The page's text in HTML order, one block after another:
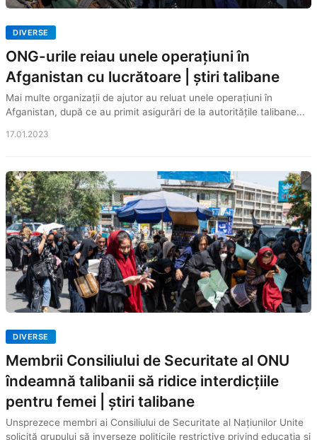
DIVERSE
ONG-urile reiau unele operațiuni în
Afganistan cu lucrătoare | știri talibane
Mai multe organizații de ajutor au reluat unele operațiuni în
Afganistan, după ce au primit asigurări de la autoritățile talibane...
17.01.2023
DIVERSE
Membrii Consiliului de Securitate al ONU
îndeamnă talibanii să ridice interdicțiile
pentru femei | știri talibane
Unsprezece membri ai Consiliului de Securitate al Națiunilor Unite
solicită grupului să inverseze politicile restrictive privind educația și